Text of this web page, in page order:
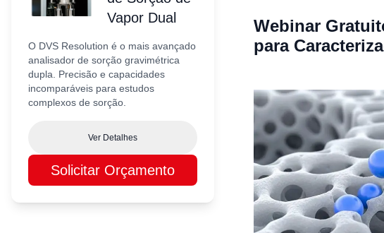
Vapor Dual
O DVS Resolution é o mais avançado
analisador de sorção gravimétrica
dupla. Precisão e capacidades
incomparáveis para estudos
complexos de sorção.
Ver Detalhes
Solicitar Orçamento
Webinar
para